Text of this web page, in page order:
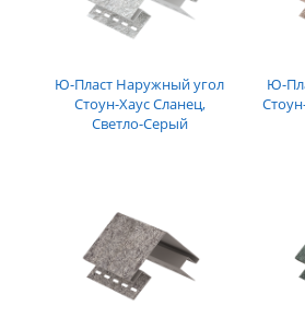
Ю-Пласт Наружный угол
Стоун-Хаус Сланец,
Светло-Серый
Ю-